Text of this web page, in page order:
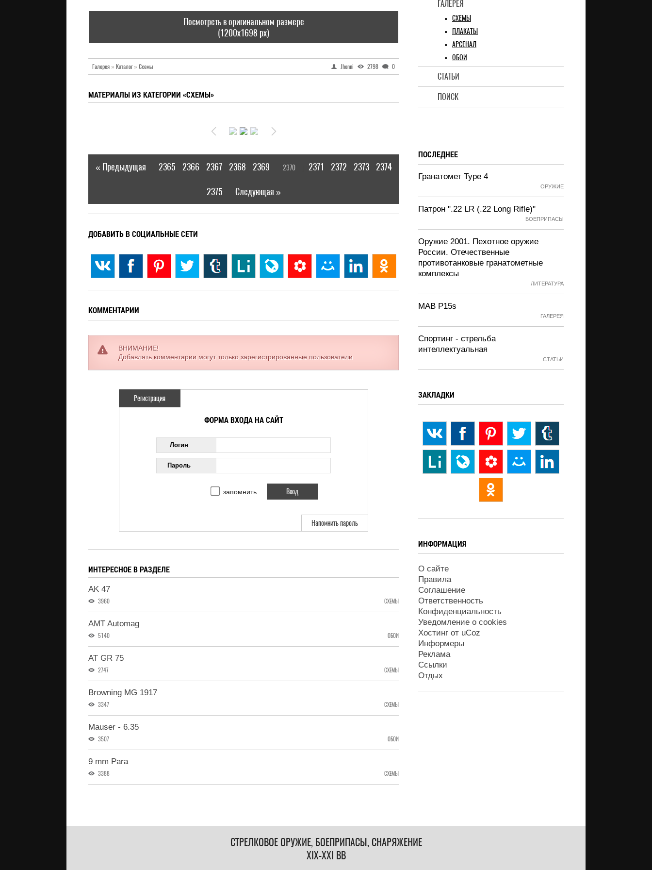
ГАЛЕРЕЯ
СХЕМЫ
ПЛАКАТЫ
АРСЕНАЛ
ОБОИ
СТАТЬИ
ПОИСК
Посмотреть в оригинальном размере
(1200x1698 px)
Галерея» Каталог» Схемы Jhonni 2798 0
МАТЕРИАЛЫ ИЗ КАТЕГОРИИ «СХЕМЫ»
« Предыдущая 2365 2366 2367 2368 2369 2370 2371 2372 2373 2374
2375 Следующая »
ДОБАВИТЬ В СОЦИАЛЬНЫЕ СЕТИ
КОММЕНТАРИИ
ВНИМАНИЕ!
Добавлять комментарии могут только зарегистрированные пользователи
Регистрация
ФОРМА ВХОДА НА САЙТ
Логин
Пароль
запомнить
Напомнить пароль
ИНТЕРЕСНОЕ В РАЗДЕЛЕ
AK 47
3960 СХЕМЫ
AMT Automag
5140 ОБОИ
AT GR 75
2747 СХЕМЫ
Browning MG 1917
3347 СХЕМЫ
Mauser - 6.35
3507 ОБОИ
9 mm Para
3388 СХЕМЫ
ПОСЛЕДНЕЕ
Гранатомет Type 4
ОРУЖИЕ
Патрон ".22 LR (.22 Long Rifle)"
БОЕПРИПАСЫ
Оружие 2001. Пехотное оружие
России. Отечественные
противотанковые гранатометные
комплексы
ЛИТЕРАТУРА
MAB P15s
ГАЛЕРЕЯ
Спортинг - стрельба
интеллектуальная
СТАТЬИ
ЗАКЛАДКИ
ИНФОРМАЦИЯ
О сайте
Правила
Соглашение
Ответственность
Конфиденциальность
Уведомление о cookies
Хостинг от uCoz
Информеры
Реклама
Ссылки
Отдых
СТРЕЛКОВОЕ ОРУЖИЕ, БОЕПРИПАСЫ, СНАРЯЖЕНИЕ
XIX-XXI ВВ